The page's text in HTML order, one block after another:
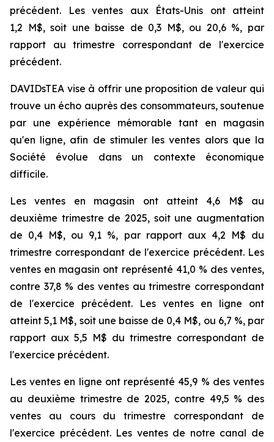
précédent. Les ventes aux États-Unis ont atteint
1,2 M$, soit une baisse de 0,3 M$, ou 20,6 %, par
rapport au trimestre correspondant de l'exercice
précédent.
DAVIDsTEA vise à offrir une proposition de valeur qui
trouve un écho auprès des consommateurs, soutenue
par une expérience mémorable tant en magasin
qu'en ligne, afin de stimuler les ventes alors que la
Société évolue dans un contexte économique
difficile.
Les ventes en magasin ont atteint 4,6 M$ au
deuxième trimestre de 2025, soit une augmentation
de 0,4 M$, ou 9,1 %, par rapport aux 4,2 M$ du
trimestre correspondant de l'exercice précédent. Les
ventes en magasin ont représenté 41,0 % des ventes,
contre 37,8 % des ventes au trimestre correspondant
de l'exercice précédent. Les ventes en ligne ont
atteint 5,1 M$, soit une baisse de 0,4 M$, ou 6,7 %, par
rapport aux 5,5 M$ du trimestre correspondant de
l'exercice précédent.
Les ventes en ligne ont représenté 45,9 % des ventes
au deuxième trimestre de 2025, contre 49,5 % des
ventes au cours du trimestre correspondant de
l'exercice précédent. Les ventes de notre canal de